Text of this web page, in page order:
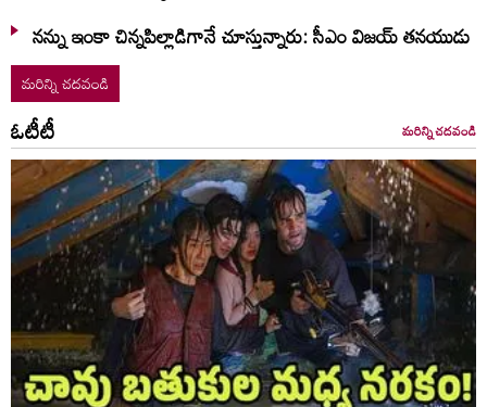
నన్ను ఇంకా చిన్నపిల్లాడిగానే చూస్తున్నారు: సీఎం విజయ్ తనయుడు
మరిన్ని చదవండి
ఓటీటీ మరిన్ని చదవండి